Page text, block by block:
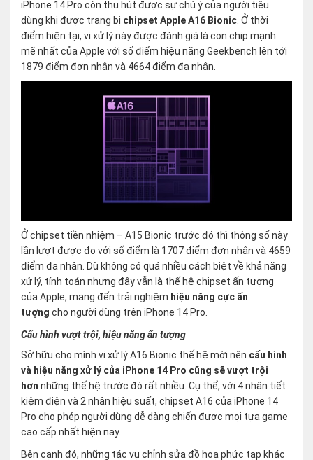
iPhone 14 Pro còn thu hút được sự chú ý của người tiêu
dùng khi được trang bị chipset Apple A16 Bionic . Ở thời
điểm hiện tại, vi xử lý này được đánh giá là con chip mạnh
mẽ nhất của Apple với số điểm hiệu năng Geekbench lên tới
1879 điểm đơn nhân và 4664 điểm đa nhân.
Ở chipset tiền nhiệm – A15 Bionic trước đó thì thông số này
lần lượt được đo với số điểm là 1707 điểm đơn nhân và 4659
điểm đa nhân. Dù không có quá nhiều cách biệt về khả năng
xử lý, tính toán nhưng đây vẫn là thế hệ chipset ấn tượng
của Apple, mang đến trải nghiệm hiệu năng cực ấn
tượng cho người dùng trên iPhone 14 Pro.
Cấu hình vượt trội, hiệu năng ấn tượng
Sở hữu cho mình vi xử lý A16 Bionic thế hệ mới nên cấu hình
và hiệu năng xử lý của iPhone 14 Pro cũng sẽ vượt trội
hơn những thế hệ trước đó rất nhiều. Cụ thể, với 4 nhân tiết
kiệm điện và 2 nhân hiệu suất, chipset A16 của iPhone 14
Pro cho phép người dùng dễ dàng chiến được mọi tựa game
cao cấp nhất hiện nay.
Bên cạnh đó, những tác vụ chỉnh sửa đồ hoạ phức tạp khác